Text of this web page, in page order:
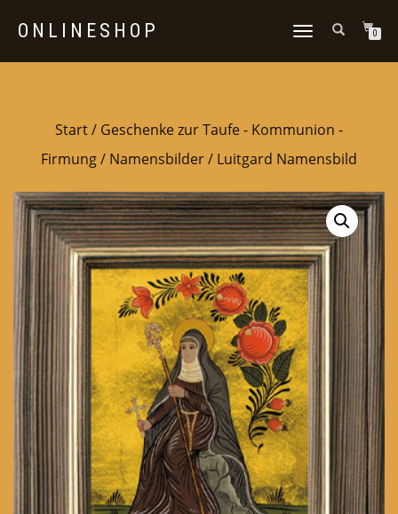
ONLINESHOP
NAVIGATION
0
Start/ Geschenke zur Taufe - Kommunion -
Firmung/ Namensbilder/ Luitgard Namensbild